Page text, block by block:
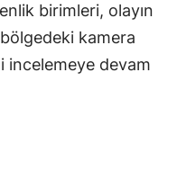
birimleri, olayın
kamera
incelemeye devam